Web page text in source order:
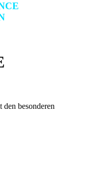
den besonderen